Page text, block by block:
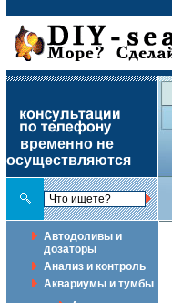
временно не
осуществляются
Автодоливы и
дозаторы
Анализ и контроль
Аквариумы и тумбы